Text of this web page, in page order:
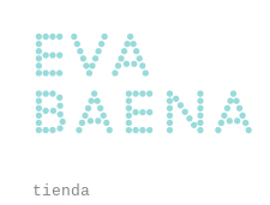
Eva Baena
tienda